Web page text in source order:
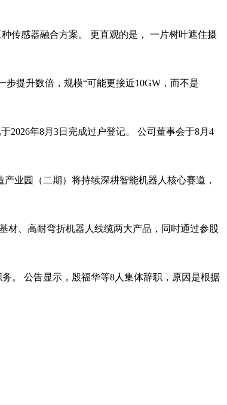
传感器融合方案。 更直观的是， 一片树叶遮住摄
步提升数倍，规模“可能更接近10GW，而不是
2026年8月3日完成过户登记。 公司董事会于8月4
业园（二期）将持续深耕智能机器人核心赛道，
材、高耐弯折机器人线缆两大产品，同时通过参股
。 公告显示，殷福华等8人集体辞职，原因是根据